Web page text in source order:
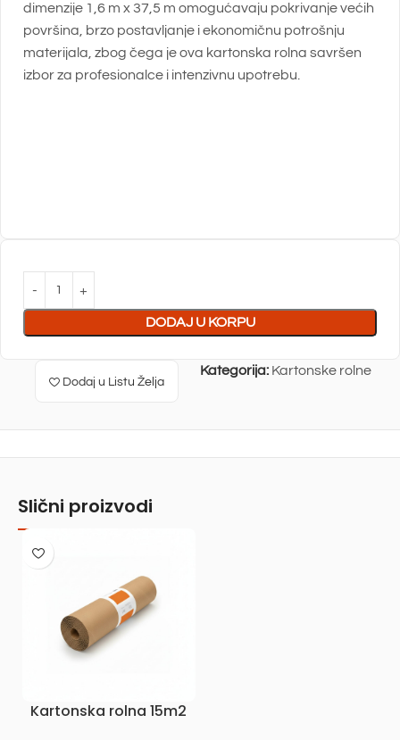
dimenzije 1,6 m x 37,5 m omogućavaju pokrivanje većih
površina, brzo postavljanje i ekonomičnu potrošnju
materijala, zbog čega je ova kartonska rolna savršen
izbor za profesionalce i intenzivnu upotrebu.
DODAJ U KORPU
Kategorija: Kartonske rolne
Dodaj u Listu Želja
Slični proizvodi
Kartonska rolna 15m2